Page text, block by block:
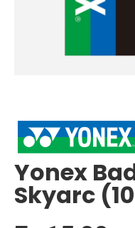
Bildgalerie
springen
Yonex
Skyarc